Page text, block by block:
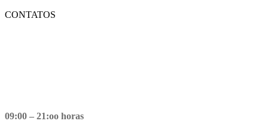
CONTATOS
09:00 – 21:oo horas